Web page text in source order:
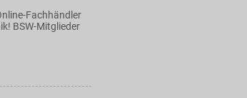
Fachhändler
BSW-Mitglieder